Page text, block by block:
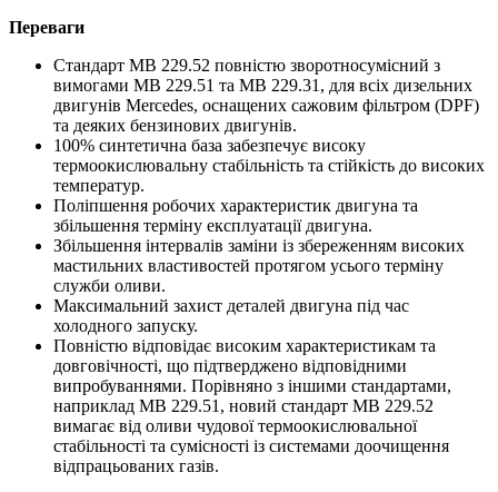
Переваги
Стандарт MB 229.52 повністю зворотносумісний з
вимогами MB 229.51 та MB 229.31, для всіх дизельних
двигунів Mercedes, оснащених сажовим фільтром (DPF)
та деяких бензинових двигунів.
100% синтетична база забезпечує високу
термоокислювальну стабільність та стійкість до високих
температур.
Поліпшення робочих характеристик двигуна та
збільшення терміну експлуатації двигуна.
Збільшення інтервалів заміни із збереженням високих
мастильних властивостей протягом усього терміну
служби оливи.
Максимальний захист деталей двигуна під час
холодного запуску.
Повністю відповідає високим характеристикам та
довговічності, що підтверджено відповідними
випробуваннями. Порівняно з іншими стандартами,
наприклад MB 229.51, новий стандарт MB 229.52
вимагає від оливи чудової термоокислювальної
стабільності та сумісності із системами доочищення
відпрацьованих газів.